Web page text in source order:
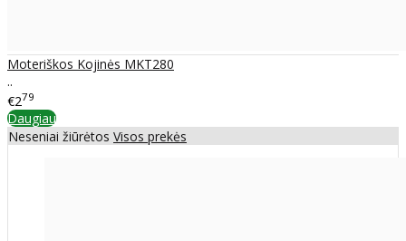
Moteriškos Kojinės MKT280
..
€279
Daugiau
Neseniai žiūrėtos Visos prekės